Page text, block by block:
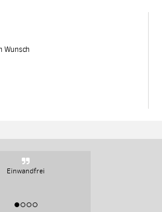
Wunsch
Einwandfrei